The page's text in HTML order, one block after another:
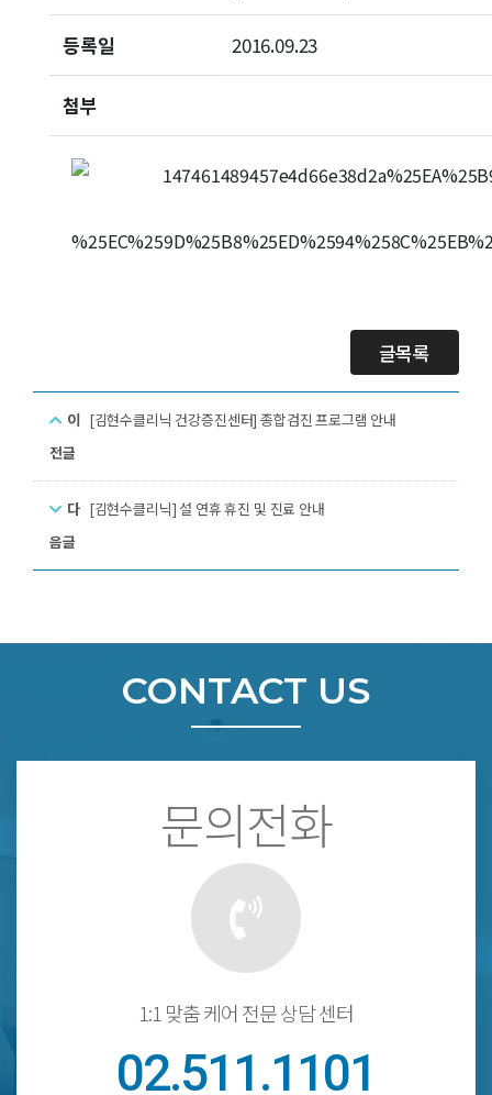
등록일 2016.09.23
첨부
글목록
이
전글
[김현수클리닉 건강증진센터] 종합검진 프로그램 안내
다
음글
[김현수클리닉] 설 연휴 휴진 및 진료 안내
CONTACT US
문의전화
1:1 맞춤 케어 전문 상담 센터
02.511.1101